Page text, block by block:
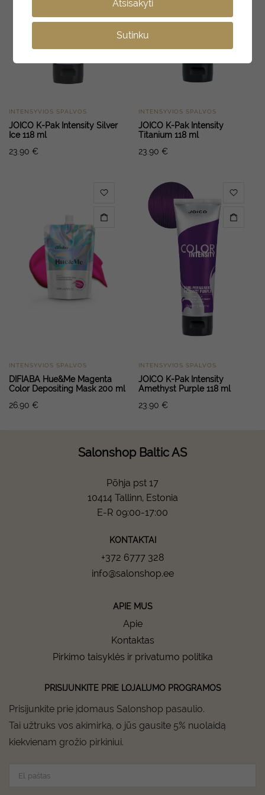
INTENSYVIOS SPALVOS
JOICO K-Pak Intensity Silver
Ice 118 ml
23.90 €
INTENSYVIOS SPALVOS
JOICO K-Pak Intensity
Titanium 118 ml
23.90 €
INTENSYVIOS SPALVOS
DIFIABA Hue&Me Magenta
Color Depositing Mask 200 ml
26.90 €
INTENSYVIOS SPALVOS
JOICO K-Pak Intensity
Amethyst Purple 118 ml
23.90 €
Salonshop Baltic AS
Põhja pst 17
10414 Tallinn, Estonia
E-R 09:00-17:00
KONTAKTAI
+372 6777 328
info@salonshop.ee
APIE MUS
Apie
Kontaktas
Pirkimo taisyklės ir privatumo politika
PRISIJUNKITE PRIE LOJALUMO PROGRAMOS
Prisijunkite prie įdomaus Salonshop pasaulio.
Tai užtruks vos akimirką, o jūs gausite 5% nuolaidą
kiekvienam grožio pirkiniui.
Atsisakyti
Sutinku